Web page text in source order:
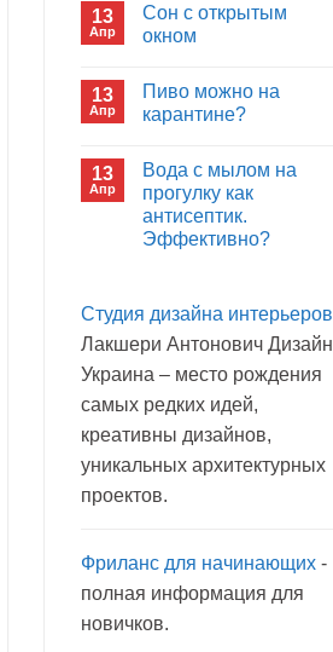
записи
Кто
будет
больнице?
13
Апр
Сон с открытым
окном
записи
Сон
с
13
Апр
Пиво можно на
карантине?
записи
Пиво
можно
на
карантине?
13
Апр
Вода с мылом на
прогулку как
антисептик.
Эффективно?
Вода
мылом
на
прогулку
антисептик.
Студия дизайна интерьеров
Лакшери Антонович Дизайн
Украина – место рождения
самых редких идей,
креативны дизайнов,
уникальных архитектурных
проектов.
Фриланс для начинающих-
полная информация для
новичков.